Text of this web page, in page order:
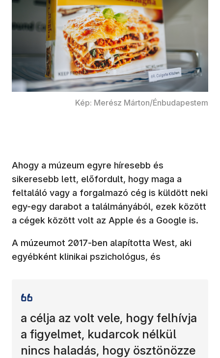
Kép: Merész Márton/Énbudapestem
Ahogy a múzeum egyre híresebb és
sikeresebb lett, előfordult, hogy maga a
feltaláló vagy a forgalmazó cég is küldött neki
egy-egy darabot a találmányából, ezek között
a cégek között volt az Apple és a Google is.
A múzeumot 2017-ben alapította West, aki
egyébként klinikai pszichológus, és
a célja az volt vele, hogy felhívja
a figyelmet, kudarcok nélkül
nincs haladás, hogy ösztönözze